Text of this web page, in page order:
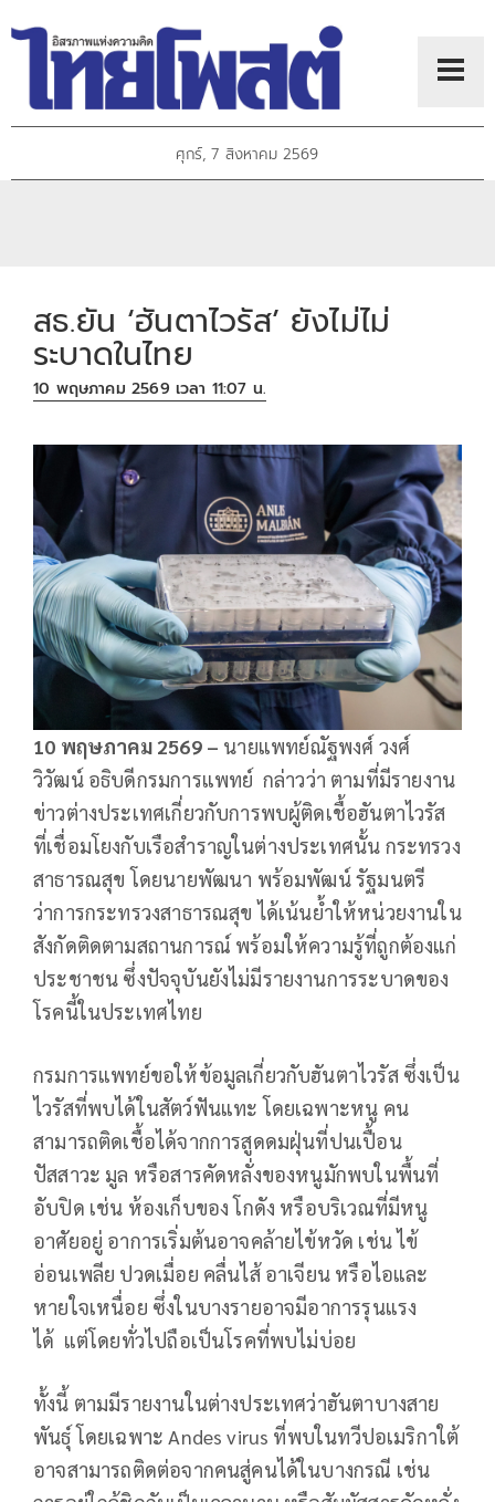
ศุกร์, 7 สิงหาคม 2569
สธ.ยัน ‘ฮันตาไวรัส’ ยังไม่ไม่
ระบาดในไทย
10 พฤษภาคม 2569 เวลา 11:07 น.
10 พฤษภาคม 2569 – นายแพทย์ณัฐพงศ์ วงศ์
วิวัฒน์ อธิบดีกรมการแพทย์ กล่าวว่า ตามที่มีรายงาน
ข่าวต่างประเทศเกี่ยวกับการพบผู้ติดเชื้อฮันตาไวรัส
ที่เชื่อมโยงกับเรือสำราญในต่างประเทศนั้น กระทรวง
สาธารณสุข โดยนายพัฒนา พร้อมพัฒน์ รัฐมนตรี
ว่าการกระทรวงสาธารณสุข ได้เน้นย้ำให้หน่วยงานใน
สังกัดติดตามสถานการณ์ พร้อมให้ความรู้ที่ถูกต้องแก่
ประชาชน ซึ่งปัจจุบันยังไม่มีรายงานการระบาดของ
โรคนี้ในประเทศไทย
กรมการแพทย์ขอให้ข้อมูลเกี่ยวกับฮันตาไวรัส ซึ่งเป็น
ไวรัสที่พบได้ในสัตว์ฟันแทะ โดยเฉพาะหนู คน
สามารถติดเชื้อได้จากการสูดดมฝุ่นที่ปนเปื้อน
ปัสสาวะ มูล หรือสารคัดหลั่งของหนูมักพบในพื้นที่
อับปิด เช่น ห้องเก็บของ โกดัง หรือบริเวณที่มีหนู
อาศัยอยู่ อาการเริ่มต้นอาจคล้ายไข้หวัด เช่น ไข้
อ่อนเพลีย ปวดเมื่อย คลื่นไส้ อาเจียน หรือไอและ
หายใจเหนื่อย ซึ่งในบางรายอาจมีอาการรุนแรง
ได้ แต่โดยทั่วไปถือเป็นโรคที่พบไม่บ่อย
ทั้งนี้ ตามมีรายงานในต่างประเทศว่าฮันตาบางสาย
พันธุ์ โดยเฉพาะ Andes virus ที่พบในทวีปอเมริกาใต้
อาจสามารถติดต่อจากคนสู่คนได้ในบางกรณี เช่น